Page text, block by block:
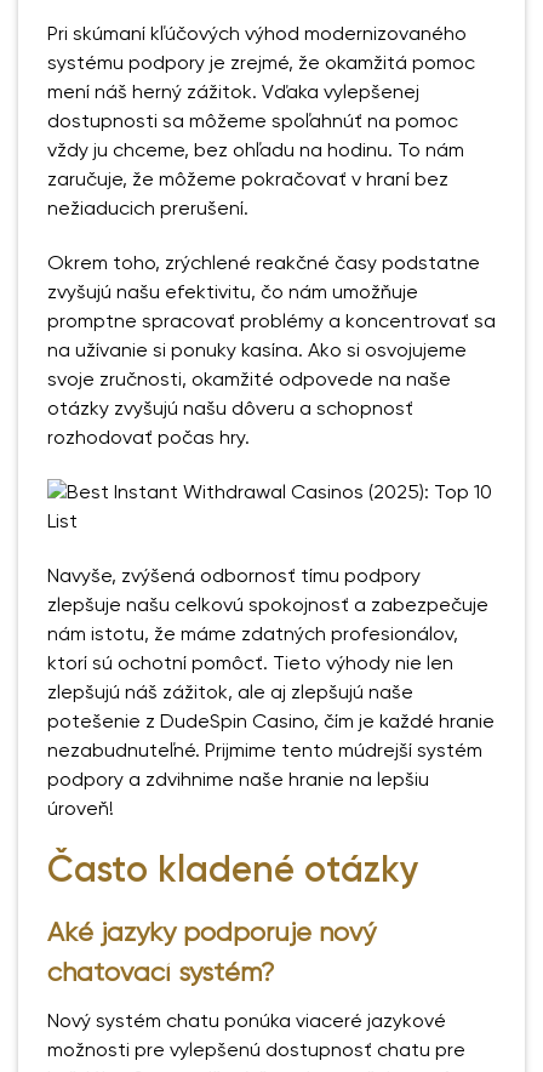
Pri skúmaní kľúčových výhod modernizovaného
systému podpory je zrejmé, že okamžitá pomoc
mení náš herný zážitok. Vďaka vylepšenej
dostupnosti sa môžeme spoľahnúť na pomoc
vždy ju chceme, bez ohľadu na hodinu. To nám
zaručuje, že môžeme pokračovať v hraní bez
nežiaducich prerušení.
Okrem toho, zrýchlené reakčné časy podstatne
zvyšujú našu efektivitu, čo nám umožňuje
promptne spracovať problémy a koncentrovať sa
na užívanie si ponuky kasína. Ako si osvojujeme
svoje zručnosti, okamžité odpovede na naše
otázky zvyšujú našu dôveru a schopnosť
rozhodovať počas hry.
Navyše, zvýšená odbornosť tímu podpory
zlepšuje našu celkovú spokojnosť a zabezpečuje
nám istotu, že máme zdatných profesionálov,
ktorí sú ochotní pomôcť. Tieto výhody nie len
zlepšujú náš zážitok, ale aj zlepšujú naše
potešenie z DudeSpin Casino, čím je každé hranie
nezabudnuteľné. Prijmime tento múdrejší systém
podpory a zdvihnime naše hranie na lepšiu
úroveň!
Často kladené otázky
Aké jazyky podporuje nový
chatovací systém?
Nový systém chatu ponúka viaceré jazykové
možnosti pre vylepšenú dostupnosť chatu pre